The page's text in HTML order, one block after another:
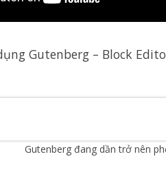
Gutenberg – Block
Gutenberg đang dần trở nên